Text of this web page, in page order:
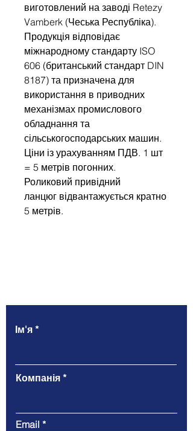
виготовлений на заводі Retezy
Vamberk (Чеська Республіка).
Продукція відповідає
міжнародному стандарту ISO
606 (британський стандарт DIN
8187) та призначена для
використання в приводних
механізмах промислового
обладнання та
сільськогосподарських машин.
Ціни із урахуванням ПДВ. 1 шт
= 5 метрів погонних.
Роликовий привідний
ланцюг відвантажується кратно
5 метрів.
Ім'я
Компанія
Email